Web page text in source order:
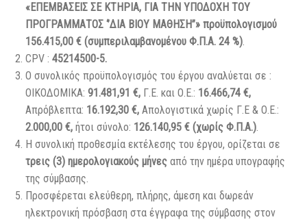
«ΕΠΕΜΒΑΣΕΙΣ ΣΕ ΚΤΗΡΙΑ, ΓΙΑ ΤΗΝ ΥΠΟΔΟΧΗ ΤΟΥ
ΠΡΟΓΡΑΜΜΑΤΟΣ ‘’ΔΙΑ ΒΙΟΥ ΜΑΘΗΣΗ’’» προϋπολογισμού
156.415,00 € (συμπεριλαμβανομένου Φ.Π.Α. 24 %).
CPV : 45214500-5.
Ο συνολικός προϋπολογισμός του έργου αναλύεται σε :
ΟΙΚΟΔΟΜΙΚΑ: 91.481,91 €, Γ.Ε. και Ο.Ε.: 16.466,74 €,
Απρόβλεπτα: 16.192,30 €, Απολογιστικά χωρίς Γ.Ε & Ο.Ε.:
2.000,00 €, ήτοι σύνολο: 126.140,95 € (χωρίς Φ.Π.Α.).
Η συνολική προθεσμία εκτέλεσης του έργου, ορίζεται σε
τρεις (3) ημερολογιακούς μήνες από την ημέρα υπογραφής
της σύμβασης.
Προσφέρεται ελεύθερη, πλήρης, άμεση και δωρεάν
ηλεκτρονική πρόσβαση στα έγγραφα της σύμβασης στον